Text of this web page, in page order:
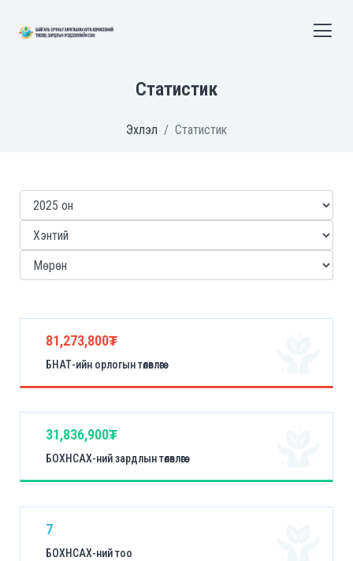
Статистик
Эхлэл Статистик
81,273,800₮
БНАТ-ийн орлогын төлөвлөгөө
31,836,900₮
БОХНСАХ-ний зардлын төлөвлөгөө
7
БОХНСАХ-ний тоо